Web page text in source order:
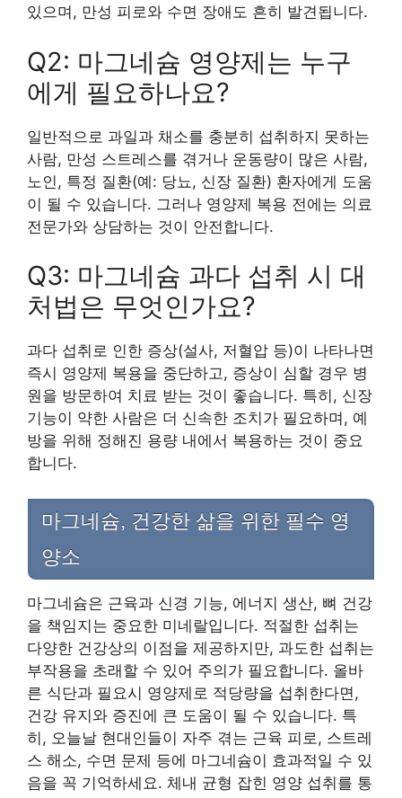
있으며, 만성 피로와 수면 장애도 흔히 발견됩니다.
Q2: 마그네슘 영양제는 누구
에게 필요하나요?
일반적으로 과일과 채소를 충분히 섭취하지 못하는
사람, 만성 스트레스를 겪거나 운동량이 많은 사람,
노인, 특정 질환(예: 당뇨, 신장 질환) 환자에게 도움
이 될 수 있습니다. 그러나 영양제 복용 전에는 의료
전문가와 상담하는 것이 안전합니다.
Q3: 마그네슘 과다 섭취 시 대
처법은 무엇인가요?
과다 섭취로 인한 증상(설사, 저혈압 등)이 나타나면
즉시 영양제 복용을 중단하고, 증상이 심할 경우 병
원을 방문하여 치료 받는 것이 좋습니다. 특히, 신장
기능이 약한 사람은 더 신속한 조치가 필요하며, 예
방을 위해 정해진 용량 내에서 복용하는 것이 중요
합니다.
마그네슘, 건강한 삶을 위한 필수 영
양소
마그네슘은 근육과 신경 기능, 에너지 생산, 뼈 건강
을 책임지는 중요한 미네랄입니다. 적절한 섭취는
다양한 건강상의 이점을 제공하지만, 과도한 섭취는
부작용을 초래할 수 있어 주의가 필요합니다. 올바
른 식단과 필요시 영양제로 적당량을 섭취한다면,
건강 유지와 증진에 큰 도움이 될 수 있습니다. 특
히, 오늘날 현대인들이 자주 겪는 근육 피로, 스트레
스 해소, 수면 문제 등에 마그네슘이 효과적일 수 있
음을 꼭 기억하세요. 체내 균형 잡힌 영양 섭취를 통